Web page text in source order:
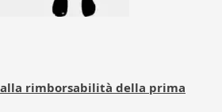
rimborsabilità della prima